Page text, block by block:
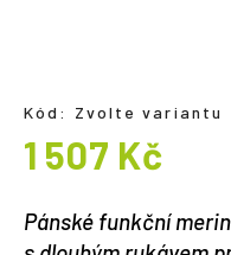
Pánské funkční
Kód: Zvolte variantu
1 507 Kč
cena: